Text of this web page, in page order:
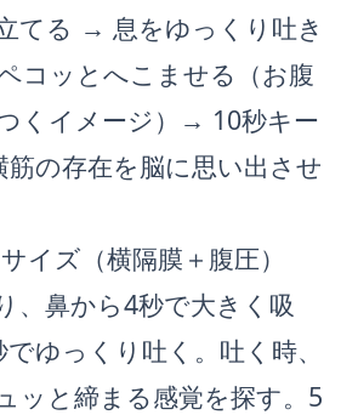
てる → 息をゆっくり吐き
コッとへこませる（お腹
くイメージ）→ 10秒キー
筋の存在を脳に思い出させ
イズ（横隔膜＋腹圧）
、鼻から4秒で大きく吸
ゆっくり吐く。吐く時、
ッと締まる感覚を探す。5